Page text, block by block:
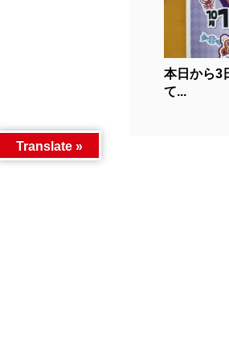
本日から3
て...
Translate »